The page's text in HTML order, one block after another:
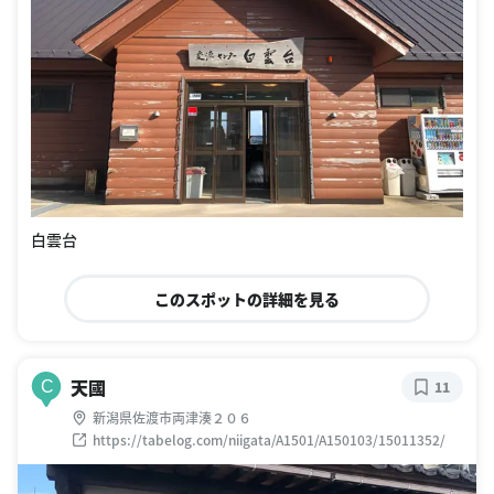
白雲台
このスポットの詳細を見る
C 天國
新潟県佐渡市両津湊２０６
https://tabelog.com/niigata/A1501/A150103/15011352/
11